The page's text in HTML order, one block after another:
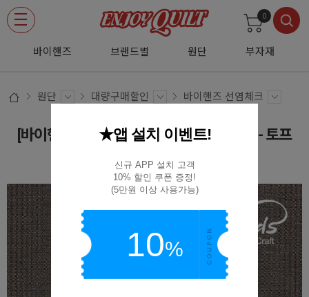
바이핸즈 브랜드별 원단 부자재
0
원단 대량구매할인 바이핸즈 선염체크
[바이핸즈] 더블 스트라이프 선염체크원단 - 토프
EY20082-C
★앱 설치 이벤트!
신규 APP 설치 고객
10% 할인 쿠폰 증정!
(5만원 이상 사용가능)
10%